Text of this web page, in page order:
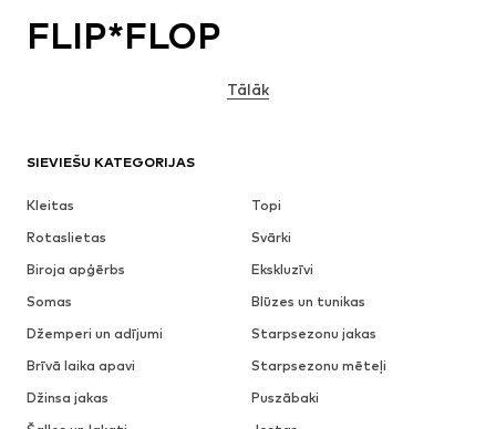
SIEVIEŠU KATEGORIJAS
Kleitas
Topi
Rotaslietas
Svārki
Biroja apģērbs
Ekskluzīvi
Somas
Blūzes un tunikas
Džemperi un adījumi
Starpsezonu jakas
Brīvā laika apavi
Starpsezonu mēteļi
Džinsa jakas
Puszābaki
FLIP*FLOP
Tālāk